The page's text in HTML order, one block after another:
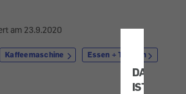
IST
am 23.9.2020
Kaffeemaschine Essen + Trinken